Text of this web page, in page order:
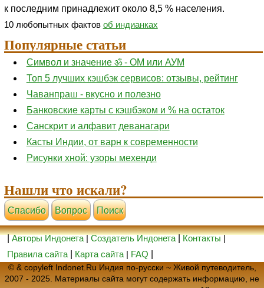
к последним принадлежит около 8,5 % населения.
10 любопытных фактов об индианках
Популярные статьи
Символ и значение ॐ - ОМ или АУМ
Топ 5 лучших кэшбэк сервисов: отзывы, рейтинг
Чаванпраш - вкусно и полезно
Банковские карты с кэшбэком и % на остаток
Санскрит и алфавит деванагари
Касты Индии, от варн к современности
Рисунки хной: узоры мехенди
Нашли что искали?
Cпасибо Вопрос Поиск
|Авторы Индонета|Создатель Индонета|Контакты|
Правила сайта
Карта сайта | FAQ
© & copyleft Indonet.Ru Индия по-русски ~ Живой путеводитель,
2007 - 2025. Материалы сайта могут содержать информацию, не